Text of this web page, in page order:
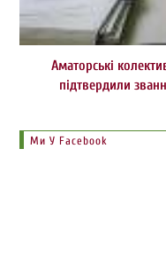
Аматорські
підтвердили
Ми У Facebook